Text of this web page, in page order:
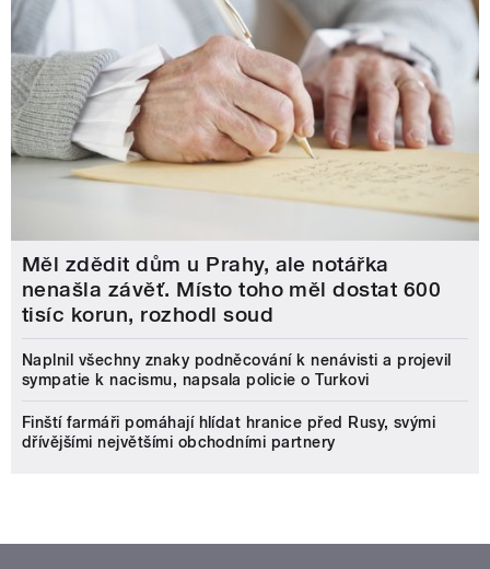
Měl zdědit dům u Prahy, ale notářka
nenašla závěť. Místo toho měl dostat 600
tisíc korun, rozhodl soud
Naplnil všechny znaky podněcování k nenávisti a projevil
sympatie k nacismu, napsala policie o Turkovi
Finští farmáři pomáhají hlídat hranice před Rusy, svými
dřívějšími největšími obchodními partnery